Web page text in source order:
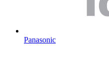
Panasonic